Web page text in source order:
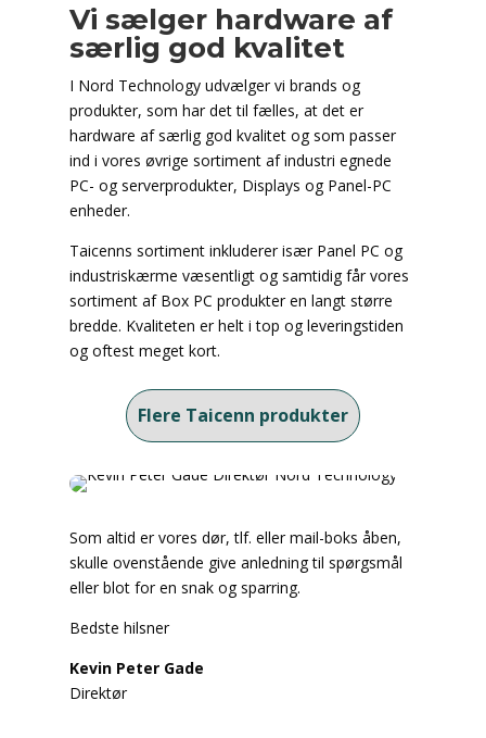
Vi sælger hardware af
særlig god kvalitet
I Nord Technology udvælger vi brands og
produkter, som har det til fælles, at det er
hardware af særlig god kvalitet og som passer
ind i vores øvrige sortiment af industri egnede
PC- og serverprodukter, Displays og Panel-PC
enheder.
Taicenns sortiment inkluderer især Panel PC og
industriskærme væsentligt og samtidig får vores
sortiment af Box PC produkter en langt større
bredde. Kvaliteten er helt i top og leveringstiden
og oftest meget kort.
Flere Taicenn produkter
Som altid er vores dør, tlf. eller mail-boks åben,
skulle ovenstående give anledning til spørgsmål
eller blot for en snak og sparring.
Bedste hilsner
Kevin Peter Gade
Direktør